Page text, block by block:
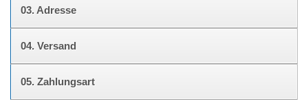
03. Adresse
04. Versand
05. Zahlungsart